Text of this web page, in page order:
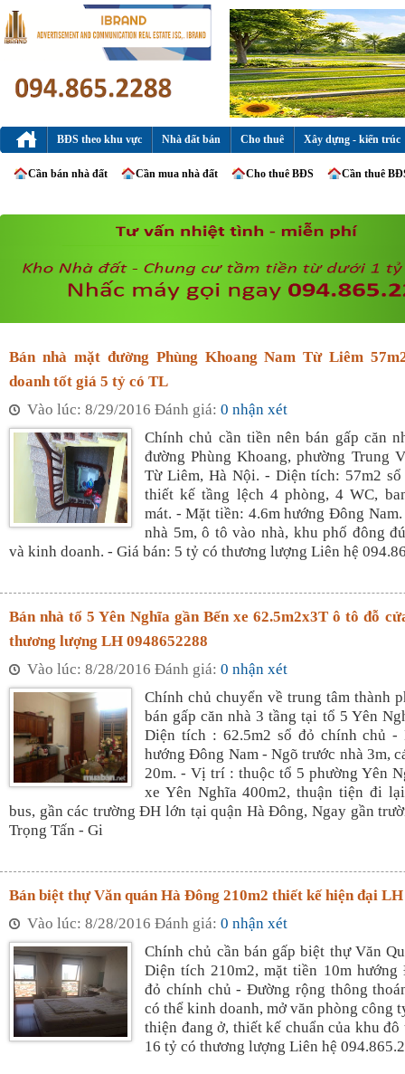
BĐS theo khu vực Nhà đất bán Cho thuê Xây dựng - kiến trúc
Cần bán nhà đất Cần mua nhà đất Cho thuê BĐS Cần thuê
Bán nhà mặt đường Phùng Khoang Nam Từ Liêm
doanh tốt giá 5 tỷ có TL
Vào lúc: 8/29/2016 Đánh giá: 0 nhận xét
Chính chủ cần tiền nên bán gấp căn
đường Phùng Khoang, phường Trung
Từ Liêm, Hà Nội. - Diện tích: 57m2
thiết kế tầng lệch 4 phòng, 4 WC,
mát. - Mặt tiền: 4.6m hướng Đông
nhà 5m, ô tô vào nhà, khu phố đông
và kinh doanh. - Giá bán: 5 tỷ có thương lượng Liên hệ
Bán nhà tổ 5 Yên Nghĩa gần Bến xe 62.5m2x3T ô tô đỗ
thương lượng LH 0948652288
Vào lúc: 8/28/2016 Đánh giá: 0 nhận xét
Chính chủ chuyển về trung tâm thành
bán gấp căn nhà 3 tầng tại tổ 5 Yên
Diện tích : 62.5m2 sổ đỏ chính chủ
hướng Đông Nam - Ngõ trước nhà 3m,
20m. - Vị trí : thuộc tổ 5 phường Yên
xe Yên Nghĩa 400m2, thuận tiện đi
bus, gần các trường ĐH lớn tại quận Hà Đông, Ngay gần
Trọng Tấn - Gi
Bán biệt thự Văn quán Hà Đông 210m2 thiết kế hiện đại
Vào lúc: 8/28/2016 Đánh giá: 0 nhận xét
Chính chủ cần bán gấp biệt thự Văn
Diện tích 210m2, mặt tiền 10m hướng
đỏ chính chủ - Đường rộng thông
có thể kinh doanh, mở văn phòng công
thiện đang ở, thiết kế chuẩn của khu
16 tỷ có thương lượng Liên hệ